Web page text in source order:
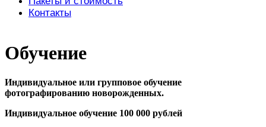
Контакты
Обучение
Индивидуальное или групповое обучение
фотографированию новорожденных.
Индивидуальное обучение 100 000 рублей